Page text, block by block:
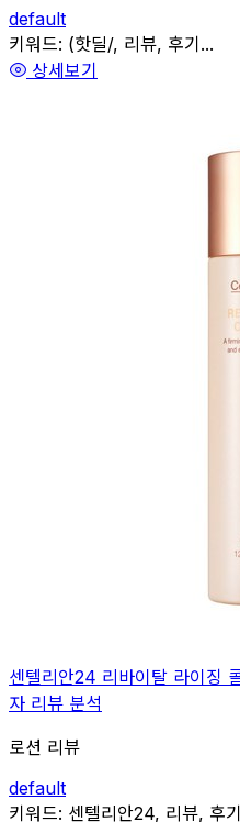
default
관련
키워드: (핫딜/, 리뷰, 후기...
상세보기
센텔리안24 리바이탈 라이징
자 리뷰 분석
로션 리뷰
default
관련
키워드: 센텔리안24, 리뷰, 후